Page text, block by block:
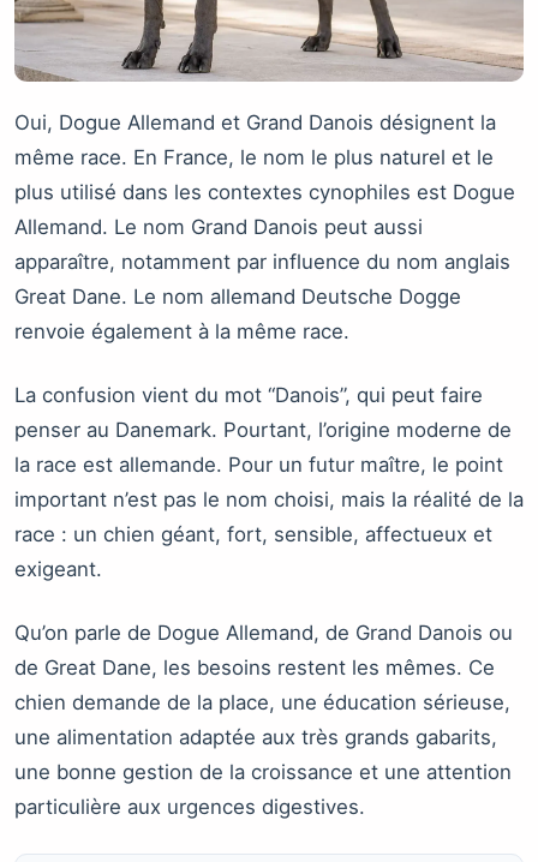
Oui, Dogue Allemand et Grand Danois désignent la
même race. En France, le nom le plus naturel et le
plus utilisé dans les contextes cynophiles est Dogue
Allemand. Le nom Grand Danois peut aussi
apparaître, notamment par influence du nom anglais
Great Dane. Le nom allemand Deutsche Dogge
renvoie également à la même race.
La confusion vient du mot “Danois”, qui peut faire
penser au Danemark. Pourtant, l’origine moderne de
la race est allemande. Pour un futur maître, le point
important n’est pas le nom choisi, mais la réalité de la
race : un chien géant, fort, sensible, affectueux et
exigeant.
Qu’on parle de Dogue Allemand, de Grand Danois ou
de Great Dane, les besoins restent les mêmes. Ce
chien demande de la place, une éducation sérieuse,
une alimentation adaptée aux très grands gabarits,
une bonne gestion de la croissance et une attention
particulière aux urgences digestives.